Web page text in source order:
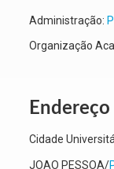
Administração:
Organização
Cidade
JOAO PESSOA/